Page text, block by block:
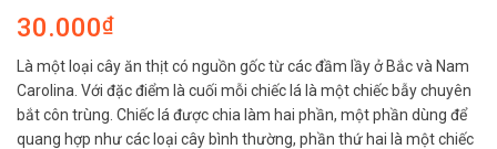
30.000₫
Là một loại cây ăn thịt có nguồn gốc từ các đầm lầy ở Bắc và Nam
Carolina. Với đặc điểm là cuối mỗi chiếc lá là một chiếc bẫy chuyên
bắt côn trùng. Chiếc lá được chia làm hai phần, một phần dùng để
quang hợp như các loại cây bình thường, phần thứ hai là một chiếc